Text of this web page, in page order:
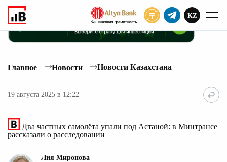
KZ
Главное Новости Новости Казахстана
19 августа 2025 в 12:22
Два частных самолёта упали под Астаной: в Минтрансе
рассказали о расследовании
Лия Миронова